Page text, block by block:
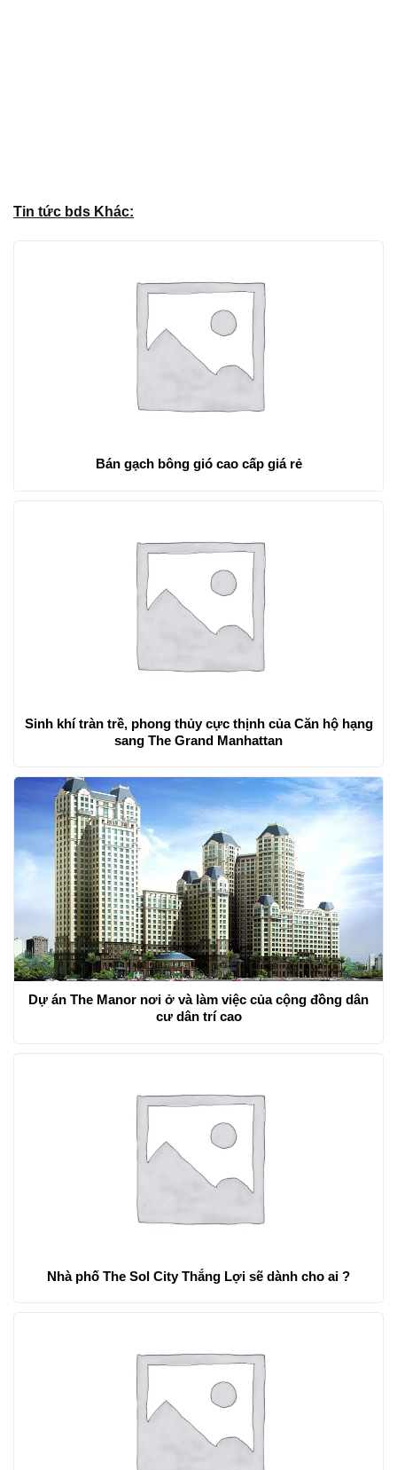
Tin tức bds Khác:
Bán gạch bông gió cao cấp giá rẻ
Sinh khí tràn trề, phong thủy cực thịnh của Căn hộ hạng
sang The Grand Manhattan
Dự án The Manor nơi ở và làm việc của cộng đồng dân
cư dân trí cao
Nhà phố The Sol City Thắng Lợi sẽ dành cho ai ?